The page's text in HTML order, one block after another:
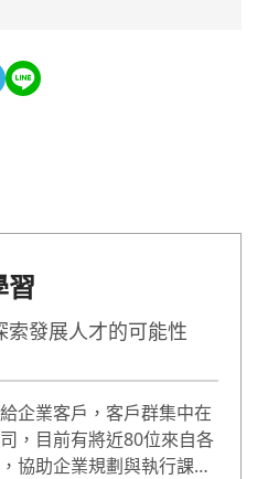
習
索發展人才的可能性
企業客戶，客戶群集中在
，目前有將近80位來自各
協助企業規劃與執行課